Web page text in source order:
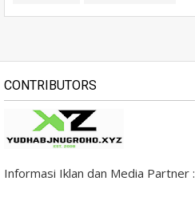
CONTRIBUTORS
Informasi Iklan dan Media Partner :